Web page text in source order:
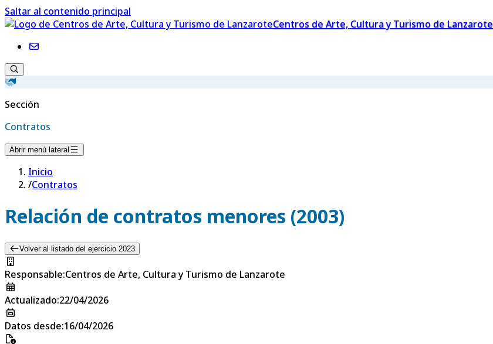
Saltar al contenido principal
Centros de Arte, Cultura y Turismo de Lanzarote
Sección
Contratos
Abrir menú lateral
Inicio
/Contratos
Relación de contratos menores (2003)
Volver al listado del ejercicio 2023
Responsable:Centros de Arte, Cultura y Turismo de Lanzarote
Actualizado:22/04/2026
Datos desde:16/04/2026